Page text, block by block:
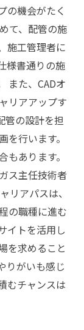
の機会がたく
て、配管の施
施工管理者に
様書通りの施
また、CADオ
リアアップす
管の設計を担
行います。
あります。
ス主任技術者
リアパスは、
の職種に進む
イトを活用し
を求めること
りがいも感じ
むチャンスは